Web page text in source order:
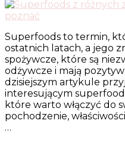
Superfoods to termin,
ostatnich latach, a jego
spożywcze, które są
odżywcze i mają
dzisiejszym artykule
interesującym
które warto włączyć do
pochodzenie,
…